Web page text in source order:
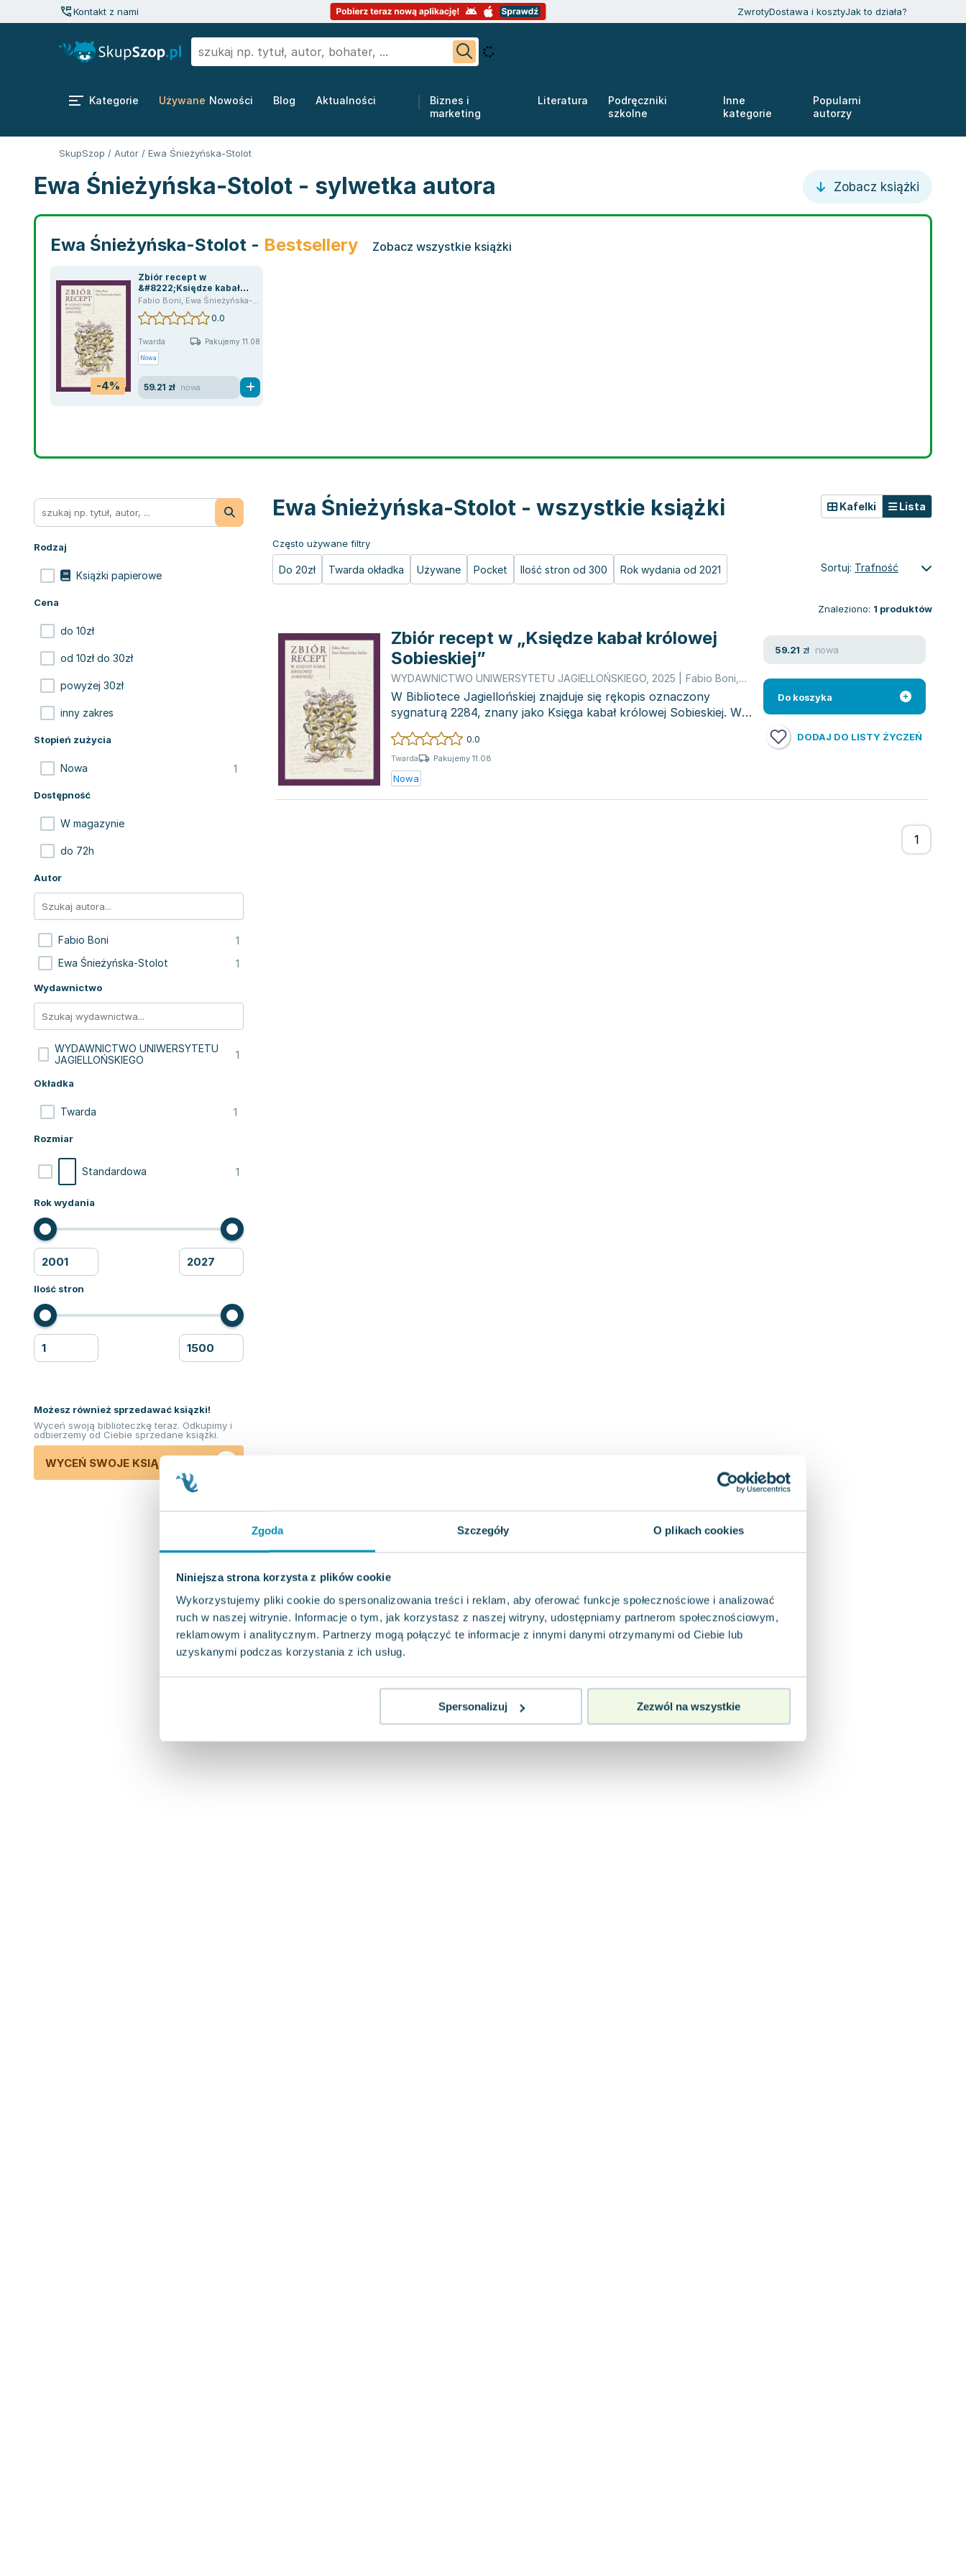
Zgoda Szczegóły O plikach cookies
Niniejsza strona korzysta z plików cookie
Wykorzystujemy pliki cookie do spersonalizowania treści i reklam, aby oferować funkcje społecznościowe i analizować
ruch w naszej witrynie. Informacje o tym, jak korzystasz z naszej witryny, udostępniamy partnerom społecznościowym,
reklamowym i analitycznym. Partnerzy mogą połączyć te informacje z innymi danymi otrzymanymi od Ciebie lub
uzyskanymi podczas korzystania z ich usług.
Spersonalizuj Zezwól na wszystkie
Kontakt z nami ZwrotyDostawa i kosztyJak to działa?
Kategorie Używane Nowości Blog Aktualności
Biznes i
marketing
Literatura
Podręczniki
szkolne
Inne
kategorie
Popularni
autorzy
SkupSzop / Autor / Ewa Śnieżyńska-Stolot
Ewa Śnieżyńska-Stolot - sylwetka autora Zobacz książki
Ewa Śnieżyńska-Stolot - Bestsellery Zobacz wszystkie książki
-4%
Zbiór recept w
&#8222;Księdze kabał
królowej
Sobieskiej&#8221;
Fabio Boni, Ewa Śnieżyńska-Stolot
0.0
Twarda Pakujemy 11.08
Nowa
59.21 zł nowa
Rodzaj
Książki papierowe
Cena
do 10zł
od 10zł do 30zł
powyżej 30zł
inny zakres
Stopień zużycia
Nowa 1
Dostępność
W magazynie
do 72h
Autor
Fabio Boni 1
Ewa Śnieżyńska-Stolot 1
Wydawnictwo
WYDAWNICTWO UNIWERSYTETU
JAGIELLOŃSKIEGO
1
Okładka
Twarda 1
Rozmiar
Standardowa 1
Rok wydania
Ilość stron
Możesz również sprzedawać ksiązki!
Wyceń swoją biblioteczkę teraz. Odkupimy i
odbierzemy od Ciebie sprzedane książki.
WYCEŃ SWOJE KSIĄŻKI
Ewa Śnieżyńska-Stolot - wszystkie książki
Często używane filtry
Do 20zł Twarda okładka Używane Pocket Ilość stron od 300 Rok wydania od 2021
Kafelki Lista
Sortuj: Trafność
Znaleziono: 1 produktów
Zbiór recept w „Księdze kabał królowej
Sobieskiej”
WYDAWNICTWO UNIWERSYTETU JAGIELLOŃSKIEGO 2025 Fabio Boni Ewa Śnieżyńska-Stolot
W Bibliotece Jagiellońskiej znajduje się rękopis oznaczony
sygnaturą 2284, znany jako Księga kabał królowej Sobieskiej. W
nim zebr...
0.0
Twarda Pakujemy 11.08
Nowa
59.21 zł nowa
Do koszyka
DODAJ DO LISTY ŻYCZEŃ